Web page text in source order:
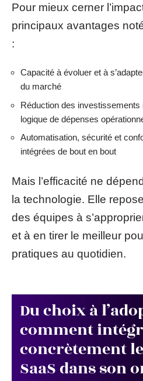
Pour mieux cerner
principaux avantages
:
Capacité à évoluer et à
du marché
Réduction des investissements
logique de dépenses
Automatisation, sécurité et
intégrées de bout en bout
Mais l’efficacité ne
la technologie. Elle
des équipes à
et à en tirer le meilleur
pratiques au quotidien.
Du choix à
comment
concrètement
SaaS dans son